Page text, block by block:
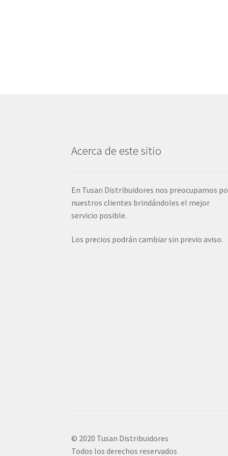
Acerca de este sitio
En Tusan Distribuidores nos preocupamos
nuestros clientes brindándoles el mejor
servicio posible.
Los precios podrán cambiar sin previo aviso.
© 2020 Tusan Distribuidores
Todos los derechos reservados